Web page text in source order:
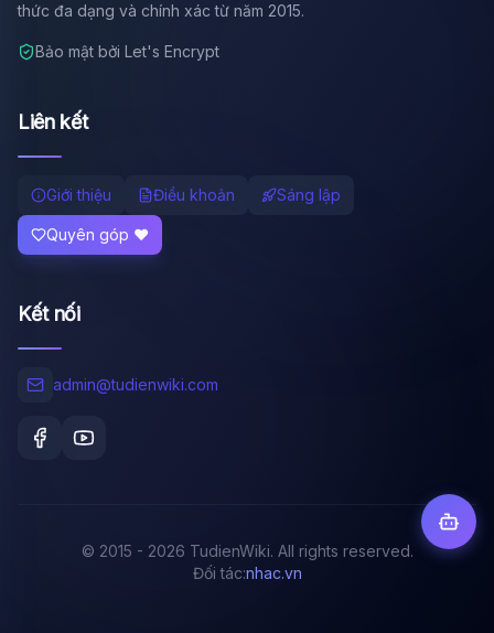
thức đa dạng và chính xác từ năm 2015.
Bảo mật bởi Let's Encrypt
Liên kết
Giới thiệu Điều khoản Sáng lập
Quyên góp ❤️
Kết nối
admin@tudienwiki.com
© 2015 - 2026 TudienWiki. All rights reserved.
Đối tác:nhac.vn